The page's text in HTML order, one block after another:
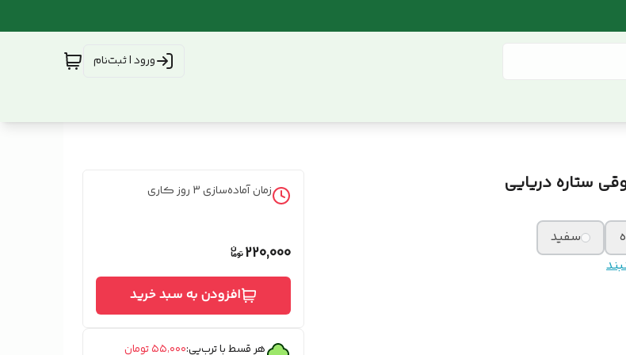
ورود | ثبت‌نام
ستاره دریایی
سفید
زمان آماده‌سازی3 روز کاری
220,000
افزودن به سبد خرید
هر قسط با ترب‌پی:۵۵٬۰۰۰تومان